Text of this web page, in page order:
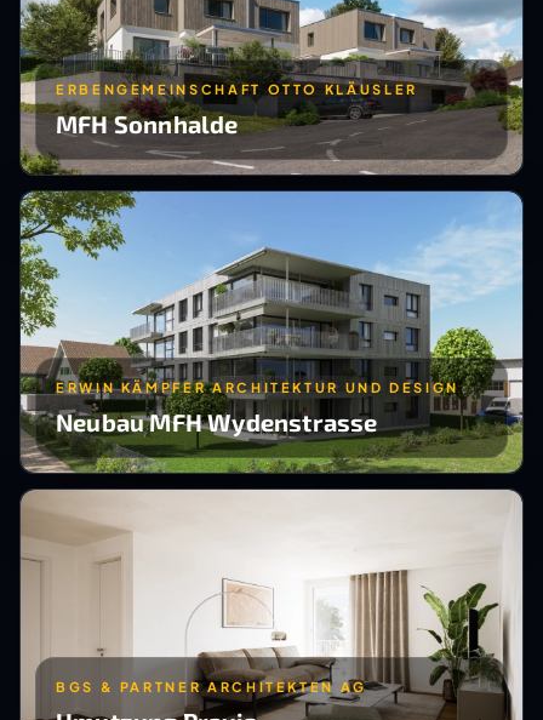
ERBENGEMEINSCHAFT OTTO KLÄUSLER
MFH Sonnhalde
ERWIN KÄMPFER ARCHITEKTUR UND DESIGN
Neubau MFH Wydenstrasse
BGS & PARTNER ARCHITEKTEN AG